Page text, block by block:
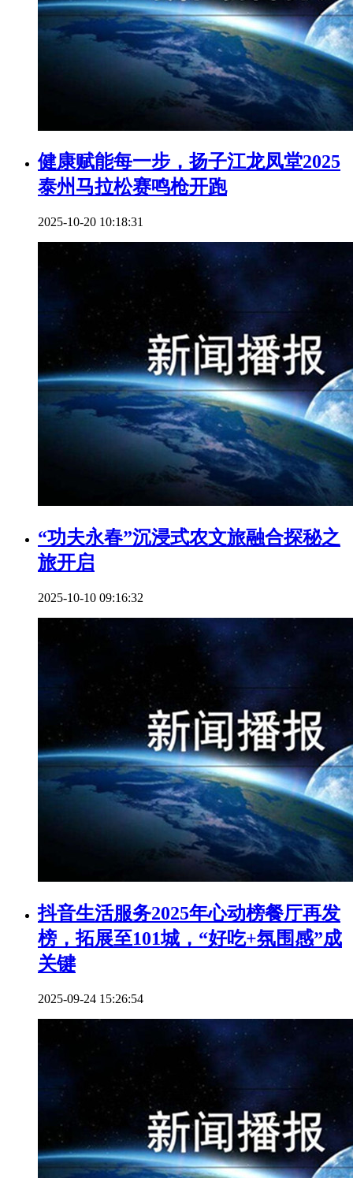
健康赋能每一步，扬子江龙凤堂2025
泰州马拉松赛鸣枪开跑
2025-10-20 10:18:31
“功夫永春”沉浸式农文旅融合探秘之
旅开启
2025-10-10 09:16:32
抖音生活服务2025年心动榜餐厅再发
榜，拓展至101城，“好吃+氛围感”成
关键
2025-09-24 15:26:54